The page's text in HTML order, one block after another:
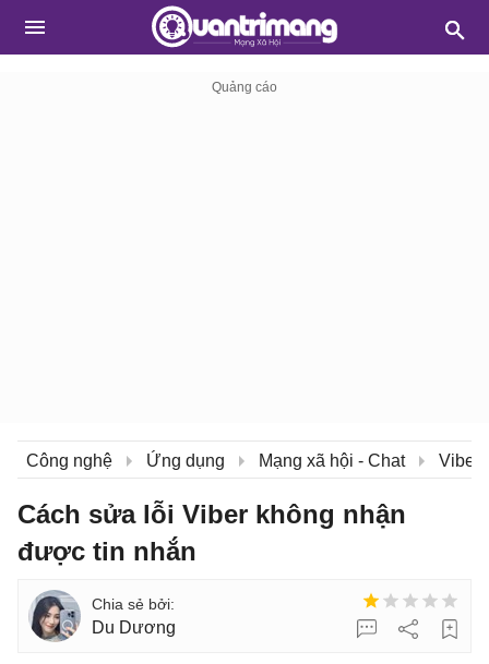
Công nghệ Ứng dụng Mạng xã hội - Chat Viber
Cách sửa lỗi Viber không nhận
được tin nhắn
Du Dương